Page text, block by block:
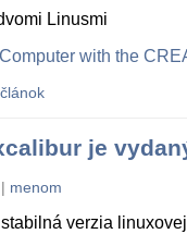
Linusmi
with the
je
| menom
verzia